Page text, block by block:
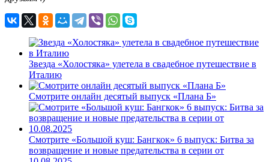
Звезда «Холостяка» улетела в свадебное путешествие в
Италию
Смотрите онлайн десятый выпуск «Плана Б»
Смотрите «Большой куш: Бангкок» 6 выпуск: Битва за
возвращение и новые предательства в серии от